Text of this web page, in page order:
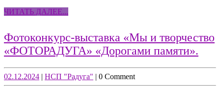
ЧИТАТЬ ДАЛЕЕ...
Фотоконкурс-выставка «Мы и творчество
«ФОТОРАДУГА» «Дорогами памяти».
02.12.202402.12.2024
| НСП "Радуга" НСП
"Радуга"
| 0 Comment